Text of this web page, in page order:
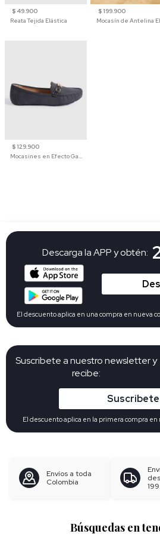
$ 49.900
Reata Tejida Elástica
$ 199.900
$ 129.900
Mocasines en Efecto Gamuzado Para Mujer
Suscribete a nuestro newsletter y
recibe:
Suscribete
El descuento aplica en la primera compra en
Descarga la APP y obtén:
El descuento aplica en una compra en nueva
Envíos a toda
Colombia
Búsquedas en